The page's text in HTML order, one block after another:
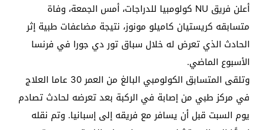
أعلن فريق NU كولومبيا للدراجات، أمس الجمعة، وفاة
متسابقه كريستيان كاميلو مونوز، نتيجة مضاعفات طبية إثر
الحادث الذي تعرض له خلال سباق تور دي جورا في فرنسا
الأسبوع الماضي.
وتلقى المتسابق الكولومبي البالغ من العمر 30 عاما العلاج
في مركز طبي من إصابة في الركبة بعد تعرضه لحادث تصادم
يوم السبت قبل أن يسافر مع فريقه إلى إسبانيا. وتم نقله